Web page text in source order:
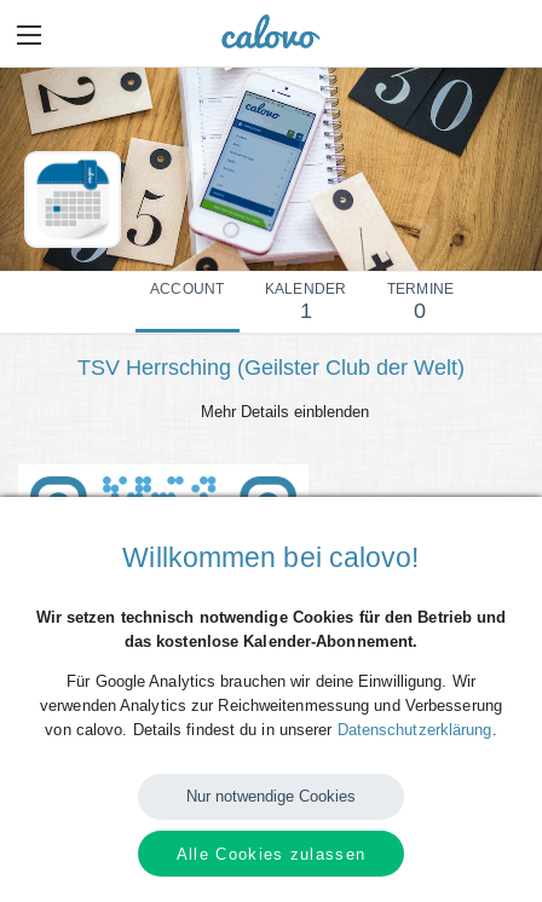
ACCOUNT KALENDER
1
TERMINE
0
TSV Herrsching (Geilster Club der Welt)
Mehr Details einblenden
Bundesliga der Männer jetzt kostenlos für deinen Kalender. Hol' dir den
calfeed, erhalte alle Spieltermine in deinen Kalender und verpasse nie
Willkommen bei calovo!
Wir setzen technisch notwendige Cookies für den Betrieb und
das kostenlose Kalender-Abonnement.
Für Google Analytics brauchen wir deine Einwilligung. Wir
verwenden Analytics zur Reichweitenmessung und Verbesserung
von calovo. Details findest du in unserer Datenschutzerklärung
Nur notwendige Cookies
Alle Cookies zulassen